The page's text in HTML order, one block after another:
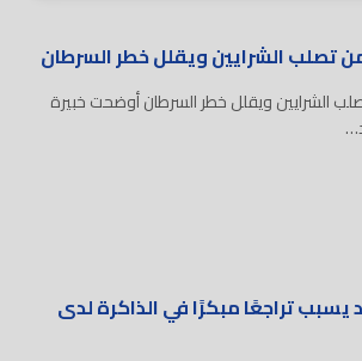
تصلب الشرايين ويقلل خطر السرطان
الشرايين ويقلل خطر السرطان أوضحت خبيرة
يسبب تراجعًا مبكرًا في الذاكرة لدى